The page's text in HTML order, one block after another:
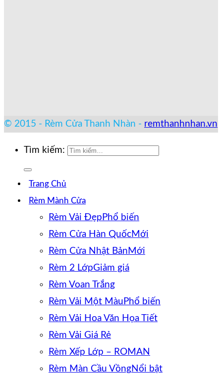
© 2015 - Rèm Cửa Thanh Nhàn - remthanhnhan.vn
Tìm kiếm:
Trang Chủ
Rèm Mành Cửa
Rèm Vải Đẹp
Rèm Cửa Hàn Quốc
Rèm Cửa Nhật Bản
Rèm 2 Lớp
Rèm Voan Trắng
Rèm Vải Một Màu
Rèm Vải Hoa Văn Họa Tiết
Rèm Vải Giá Rẻ
Rèm Xếp Lớp – ROMAN
Rèm Màn Cầu Vồng